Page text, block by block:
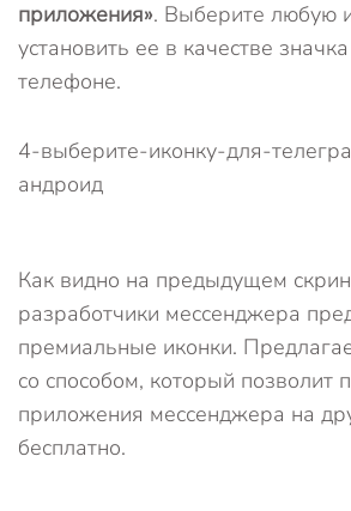
приложения». Выберите любую
установить ее в качестве
телефоне.
4-выберите-иконку-для-
андроид
Как видно на предыдущем
разработчики мессенджера
премиальные иконки.
со способом, который позволит
приложения мессенджера на
бесплатно.